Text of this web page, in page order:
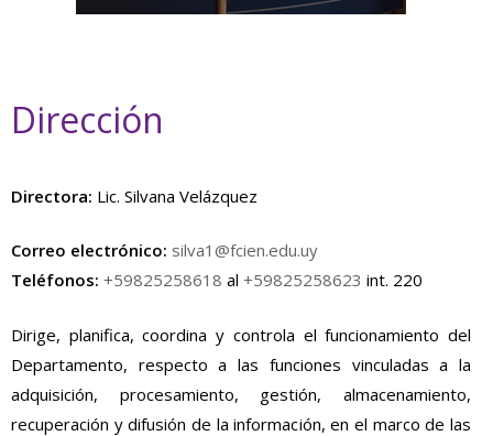
Dirección
Directora: Lic. Silvana Velázquez
Correo electrónico: silva1@fcien.edu.uy
Teléfonos: +59825258618 al +59825258623 int. 220
Dirige, planifica, coordina y controla el funcionamiento del
Departamento, respecto a las funciones vinculadas a la
adquisición, procesamiento, gestión, almacenamiento,
recuperación y difusión de la información, en el marco de las